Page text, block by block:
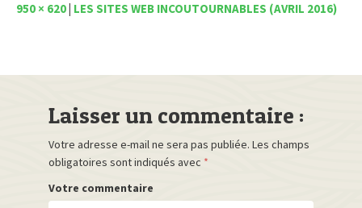
950 × 620| LES SITES WEB INCOUTOURNABLES (AVRIL 2016)
Laisser un commentaire :
Votre adresse e-mail ne sera pas publiée. Les champs
obligatoires sont indiqués avec *
Votre commentaire